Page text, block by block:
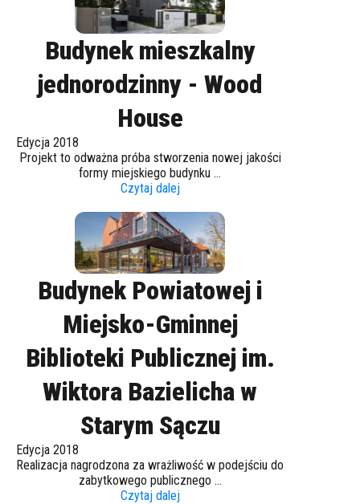
Budynek mieszkalny
jednorodzinny - Wood
House
Edycja 2018
Projekt to odważna próba stworzenia nowej jakości
formy miejskiego budynku ...
Czytaj dalej
Budynek Powiatowej i
Miejsko-Gminnej
Biblioteki Publicznej im.
Wiktora Bazielicha w
Starym Sączu
Edycja 2018
Realizacja nagrodzona za wrażliwość w podejściu do
zabytkowego publicznego ...
Czytaj dalej